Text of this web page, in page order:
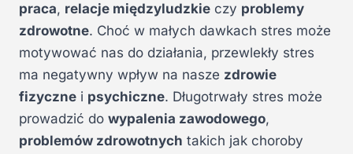
praca, relacje międzyludzkie czy problemy
zdrowotne. Choć w małych dawkach stres może
motywować nas do działania, przewlekły stres
ma negatywny wpływ na nasze zdrowie
fizyczne i psychiczne. Długotrwały stres może
prowadzić do wypalenia zawodowego,
problemów zdrowotnych takich jak choroby